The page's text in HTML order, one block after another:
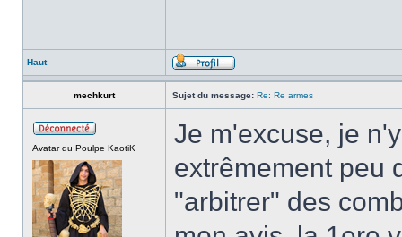
Haut
mechkurt Sujet du message: Re: Re armes
Avatar du Poulpe KaotiK
Je m'excuse, je
extrêmement peu
"arbitrer" des